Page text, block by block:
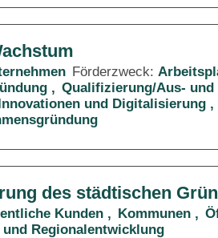
Förderzweck:
Qualifizierung/Aus- und
und Digitalisierung
des städtischen
Kunden Kommunen
und Regionalentwicklung